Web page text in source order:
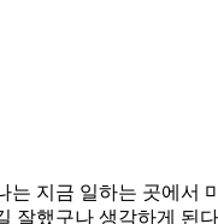
지금 일하는 곳에서
잘했구나 생각하게 된